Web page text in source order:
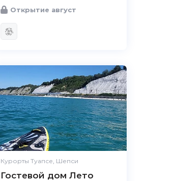
Открытие август
Курорты Туапсе, Шепси
Гостевой дом Лето